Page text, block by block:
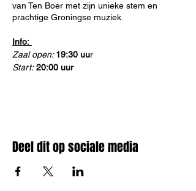
van Ten Boer met zijn unieke stem en
prachtige Groningse muziek.
Info:
Zaal open:19:30 uur
Start: 20:00 uur
Koop nu je kaarten voor dit geweldige
optreden via de onderstaande link. Je kunt
ze online betalen of aan de deur. Zodra je
Deel dit op sociale media